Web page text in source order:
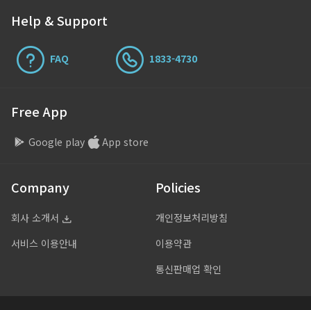
Company
회사 소개서
서비스 이용안내
Policies
개인정보처리방침
이용약관
통신판매업 확인
Free App
Google play App store
Help & Support
FAQ 1833-4730